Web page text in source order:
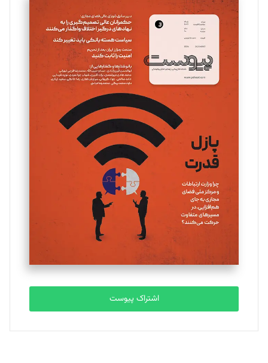
سروش کرمیان
تحریریه
مینا پاکدل
یسنا امان‌پور
تحریریه
ملینا جعفری
تحریریه
مصطفی مسجدی آرانی
تحریریه
بابک نقاش
تحریریه
اشتراک پیوست